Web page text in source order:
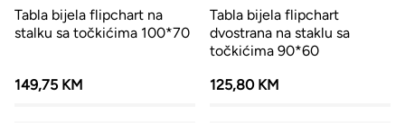
Tabla bijela flipchart na
stalku sa točkićima 100*70
149,75 KM
Tabla bijela flipchart
dvostrana na staklu sa
točkićima 90*60
125,80 KM